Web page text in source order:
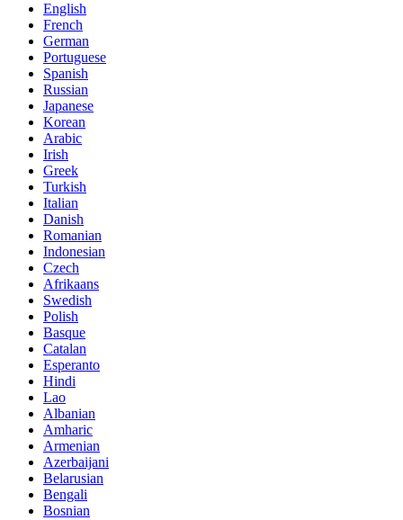
English
French
German
Portuguese
Spanish
Russian
Japanese
Korean
Arabic
Irish
Greek
Turkish
Italian
Danish
Romanian
Indonesian
Czech
Afrikaans
Swedish
Polish
Basque
Catalan
Esperanto
Hindi
Lao
Albanian
Amharic
Armenian
Azerbaijani
Belarusian
Bengali
Bosnian